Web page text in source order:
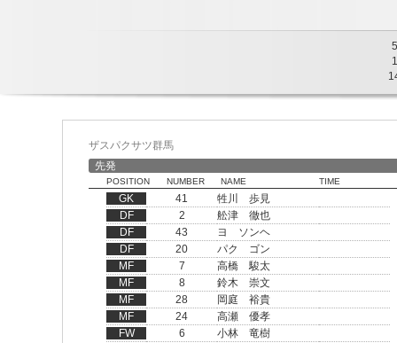
5
1
ザスパクサツ群馬
先発
POSITION NUMBER NAME TIME
GK 41
牲川 歩見
DF
2
舩津 徹也
DF
43
ヨ ソンヘ
DF
20
パク ゴン
MF
7
高橋 駿太
MF
8
鈴木 崇文
MF
28
岡庭 裕貴
MF
24
高瀬 優孝
FW
6
小林 竜樹